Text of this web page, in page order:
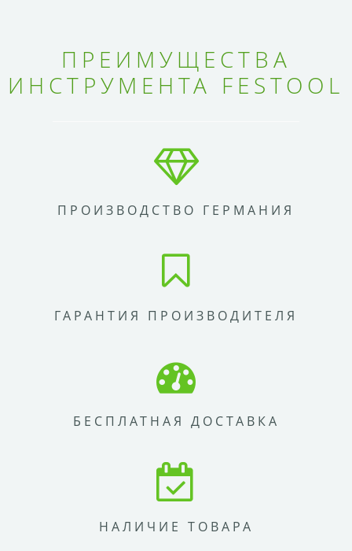
ПРЕИМУЩЕСТВА
ИНСТРУМЕНТА FESTOOL
ПРОИЗВОДСТВО ГЕРМАНИЯ
ГАРАНТИЯ ПРОИЗВОДИТЕЛЯ
БЕСПЛАТНАЯ ДОСТАВКА
НАЛИЧИЕ ТОВАРА